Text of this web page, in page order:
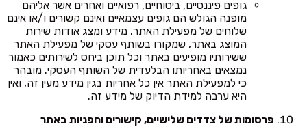
גופים פיננסיים, ביטוחיים, רפואיים ואחרים אשר אליהם
מופנה הגולש הם גופים עצמאיים ואינם קשורים ו/או אינם
שלוחים של מפעילת האתר. מידע ומצג אודות שירות
המוצג באתר, שמקורו בשותף עסקי של מפעילת האתר
ששירותיו מופיעים באתר וכל תוכן ביחס לשירותים כאמור
נמצאים באחריותו הבלעדית של השותף העסקי. מובהר
כי למפעילת האתר אין כל אחריות בגין מידע מעין זה, ואין
היא ערבה למידת הדיוק של מידע זה.
פרסומות של צדדים שלישיים, קישורים והפניות באתר